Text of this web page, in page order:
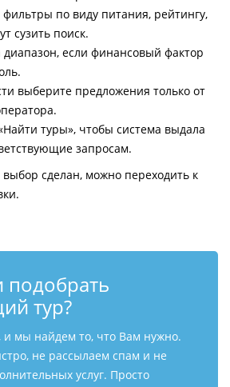
по виду питания, рейтингу,
сузить поиск.
если финансовый фактор
выберите предложения только от
туры», чтобы система выдала
запросам.
сделан, можно переходить к
подобрать
тур?
и мы найдем то, что Вам нужно.
не рассылаем спам и не
услуг. Просто